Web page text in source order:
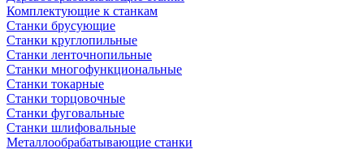
Комплектующие к станкам
Станки брусующие
Станки круглопильные
Станки ленточнопильные
Станки многофункциональные
Станки токарные
Станки торцовочные
Станки фуговальные
Станки шлифовальные
Металлообрабатывающие станки